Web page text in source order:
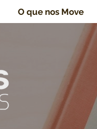
O que nos Move